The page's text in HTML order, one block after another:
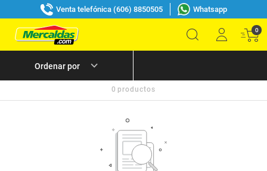
Venta telefónica (606) 8850505 Whatsapp
0
0 productos